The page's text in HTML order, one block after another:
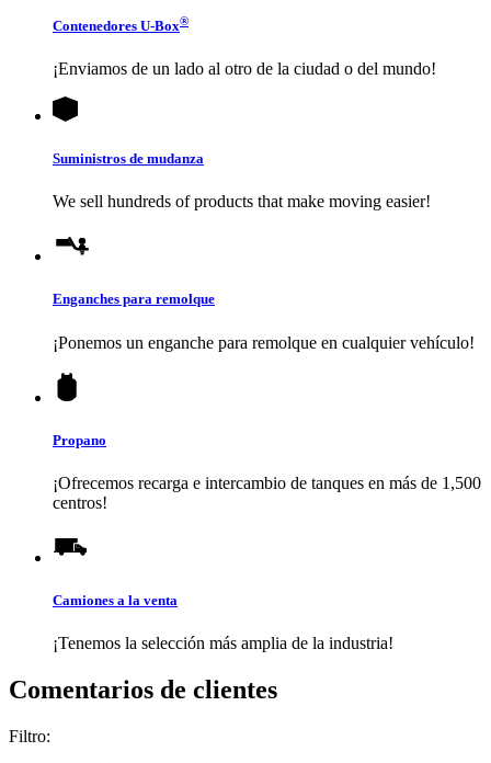
Contenedores U-Box®
¡Enviamos de un lado al otro de la ciudad o del mundo!
Suministros de mudanza
We sell hundreds of products that make moving easier!
Enganches para remolque
¡Ponemos un enganche para remolque en cualquier vehículo!
Propano
¡Ofrecemos recarga e intercambio de tanques en más de 1,500
centros!
Camiones a la venta
¡Tenemos la selección más amplia de la industria!
Comentarios de clientes
Filtro: